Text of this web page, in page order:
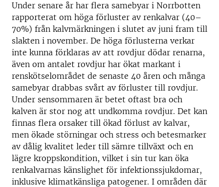
Under senare år har flera samebyar i Norrbotten
rapporterat om höga förluster av renkalvar (40–
70%) från kalvmärkningen i slutet av juni fram till
slakten i november. De höga förlusterna verkar
inte kunna förklaras av att rovdjur dödar renarna,
även om antalet rovdjur har ökat markant i
renskötselområdet de senaste 40 åren och många
samebyar drabbas svårt av förluster till rovdjur.
Under sensommaren är betet oftast bra och
kalven är stor nog att undkomma rovdjur. Det kan
finnas flera orsaker till ökad förlust av kalvar,
men ökade störningar och stress och betesmarker
av dålig kvalitet leder till sämre tillväxt och en
lägre kroppskondition, vilket i sin tur kan öka
renkalvarnas känslighet för infektionssjukdomar,
inklusive klimatkänsliga patogener. I områden där